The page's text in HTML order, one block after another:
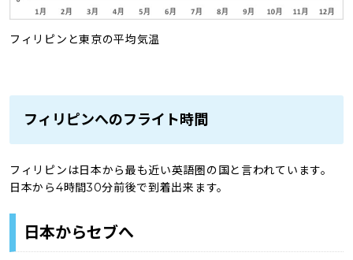
フィリピンと東京の平均気温
フィリピンへのフライト時間
フィリピンは日本から最も近い英語圏の国と言われています。
日本から4時間30分前後で到着出来ます。
日本からセブへ